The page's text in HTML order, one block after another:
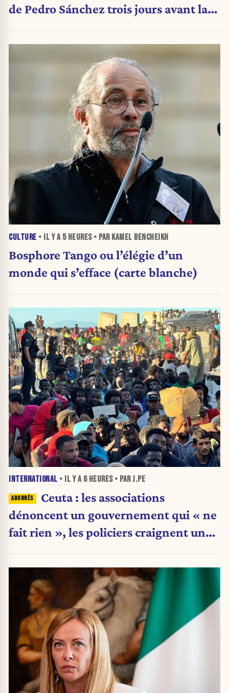
de Pedro Sánchez trois jours avant la
CULTURE • IL Y A 5 HEURES• PAR KAMEL BENCHEIKH
Bosphore Tango ou l’élégie d’un
monde qui s’efface (carte blanche)
INTERNATIONAL • IL Y A 6 HEURES• PAR J.PE
Ceuta : les associations
dénoncent un gouvernement qui « ne
fait rien », les policiers craignent une